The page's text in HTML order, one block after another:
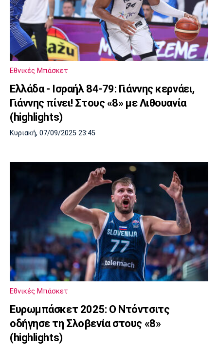
Μονακό
Ερυθρός
Αστέρας
Τότεναμ
Εθνικές Μπάσκετ
Ελλάδα - Ισραήλ 84-79: Γιάννης κερνάει,
Γιάννης πίνει! Στους «8» με Λιθουανία
(highlights)
Κυριακή, 07/09/2025 23:45
Εθνικές Μπάσκετ
Ευρωμπάσκετ 2025: Ο Ντόντσιτς
οδήγησε τη Σλοβενία στους «8»
(highlights)